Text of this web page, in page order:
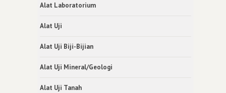
Alat Laboratorium
Alat Uji
Alat Uji Biji-Bijian
Alat Uji Mineral/Geologi
Alat Uji Tanah